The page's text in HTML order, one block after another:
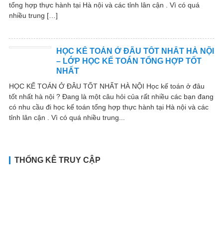
tổng hợp thực hành tại Hà nội và các tỉnh lân cận . Vì có quá
nhiều trung […]
HỌC KẾ TOÁN Ở ĐÂU TỐT NHẤT HÀ NỘI
– LỚP HỌC KẾ TOÁN TỔNG HỢP TỐT
NHẤT
HỌC KẾ TOÁN Ở ĐÂU TỐT NHẤT HÀ NỘI Học kế toán ở đâu
tốt nhất hà nội ? Đang là một câu hỏi của rất nhiều các bạn đang
có nhu cầu đi học kế toán tổng hợp thực hành tại Hà nội và các
tỉnh lân cận . Vì có quá nhiều trung...
THỐNG KÊ TRUY CẬP